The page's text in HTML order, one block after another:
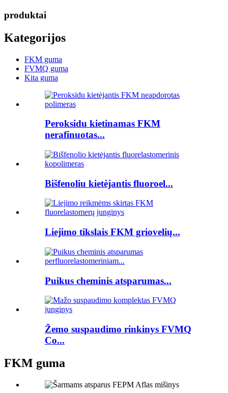
produktai
Kategorijos
FKM guma
FVMQ guma
Kita guma
Peroksidu kietinamas FKM
nerafinuotas...
Bišfenoliu kietėjantis fluoroel...
Liejimo tikslais FKM griovelių...
Puikus cheminis atsparumas...
Žemo suspaudimo rinkinys FVMQ
Co...
FKM guma